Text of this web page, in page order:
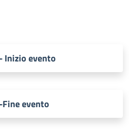
Inizio evento
evento